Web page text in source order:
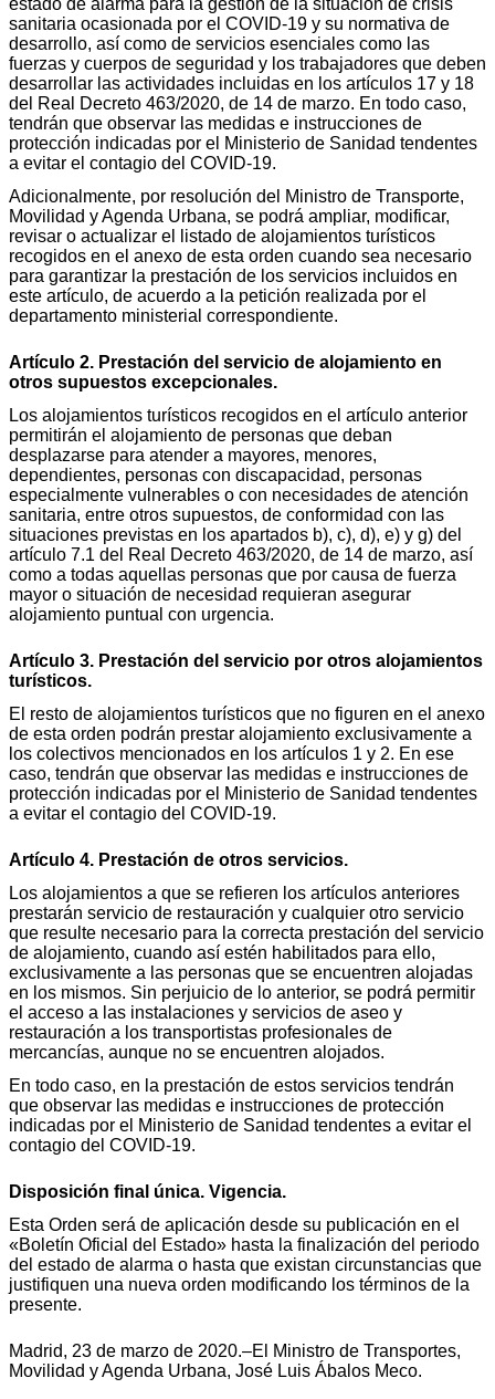
estado de alarma para la gestión de la situación de crisis
sanitaria ocasionada por el COVID-19 y su normativa de
desarrollo, así como de servicios esenciales como las
fuerzas y cuerpos de seguridad y los trabajadores que deben
desarrollar las actividades incluidas en los artículos 17 y 18
del Real Decreto 463/2020, de 14 de marzo. En todo caso,
tendrán que observar las medidas e instrucciones de
protección indicadas por el Ministerio de Sanidad tendentes
a evitar el contagio del COVID-19.
Adicionalmente, por resolución del Ministro de Transporte,
Movilidad y Agenda Urbana, se podrá ampliar, modificar,
revisar o actualizar el listado de alojamientos turísticos
recogidos en el anexo de esta orden cuando sea necesario
para garantizar la prestación de los servicios incluidos en
este artículo, de acuerdo a la petición realizada por el
departamento ministerial correspondiente.
Artículo 2. Prestación del servicio de alojamiento en
otros supuestos excepcionales.
Los alojamientos turísticos recogidos en el artículo anterior
permitirán el alojamiento de personas que deban
desplazarse para atender a mayores, menores,
dependientes, personas con discapacidad, personas
especialmente vulnerables o con necesidades de atención
sanitaria, entre otros supuestos, de conformidad con las
situaciones previstas en los apartados b), c), d), e) y g) del
artículo 7.1 del Real Decreto 463/2020, de 14 de marzo, así
como a todas aquellas personas que por causa de fuerza
mayor o situación de necesidad requieran asegurar
alojamiento puntual con urgencia.
Artículo 3. Prestación del servicio por otros alojamientos
turísticos.
El resto de alojamientos turísticos que no figuren en el anexo
de esta orden podrán prestar alojamiento exclusivamente a
los colectivos mencionados en los artículos 1 y 2. En ese
caso, tendrán que observar las medidas e instrucciones de
protección indicadas por el Ministerio de Sanidad tendentes
a evitar el contagio del COVID-19.
Artículo 4. Prestación de otros servicios.
Los alojamientos a que se refieren los artículos anteriores
prestarán servicio de restauración y cualquier otro servicio
que resulte necesario para la correcta prestación del servicio
de alojamiento, cuando así estén habilitados para ello,
exclusivamente a las personas que se encuentren alojadas
en los mismos. Sin perjuicio de lo anterior, se podrá permitir
el acceso a las instalaciones y servicios de aseo y
restauración a los transportistas profesionales de
mercancías, aunque no se encuentren alojados.
En todo caso, en la prestación de estos servicios tendrán
que observar las medidas e instrucciones de protección
indicadas por el Ministerio de Sanidad tendentes a evitar el
contagio del COVID-19.
Disposición final única. Vigencia.
Esta Orden será de aplicación desde su publicación en el
«Boletín Oficial del Estado» hasta la finalización del periodo
del estado de alarma o hasta que existan circunstancias que
justifiquen una nueva orden modificando los términos de la
presente.
Madrid, 23 de marzo de 2020.–El Ministro de Transportes,
Movilidad y Agenda Urbana, José Luis Ábalos Meco.